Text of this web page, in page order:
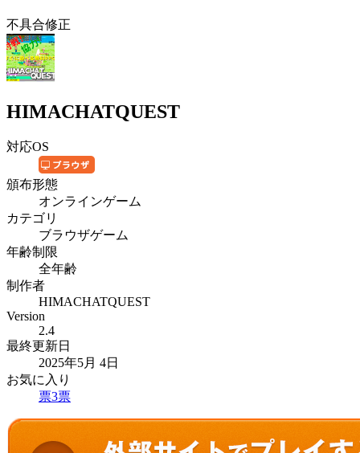
不具合修正
HIMACHATQUEST
対応OS
頒布形態
オンラインゲーム
カテゴリ
ブラウザゲーム
年齢制限
全年齢
制作者
HIMACHATQUEST
Version
2.4
最終更新日
2025年5月 4日
お気に入り
票3票